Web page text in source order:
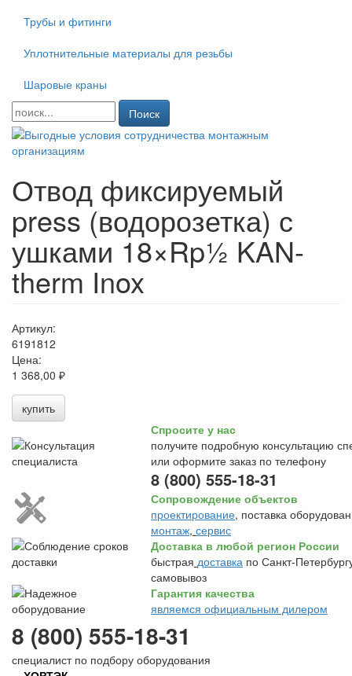
Трубы и фитинги
Уплотнительные материалы для резьбы
Шаровые краны
Поиск
Отвод фиксируемый
press (водорозетка) с
ушками 18×Rp½ KAN-
therm Inox
Артикул:
6191812
Цена:
1 368,00 ₽
купить
Спросите у нас
получите подробную консультацию
или оформите заказ по телефону
8 (800) 555-18-31
Сопровождение объектов
проектирование, поставка
монтаж, сервис
Доставка в любой регион России
быстрая доставка по Санкт-
самовывоз
Гарантия качества
являемся официальным дилером
8 (800) 555-18-31
специалист по подбору оборудования